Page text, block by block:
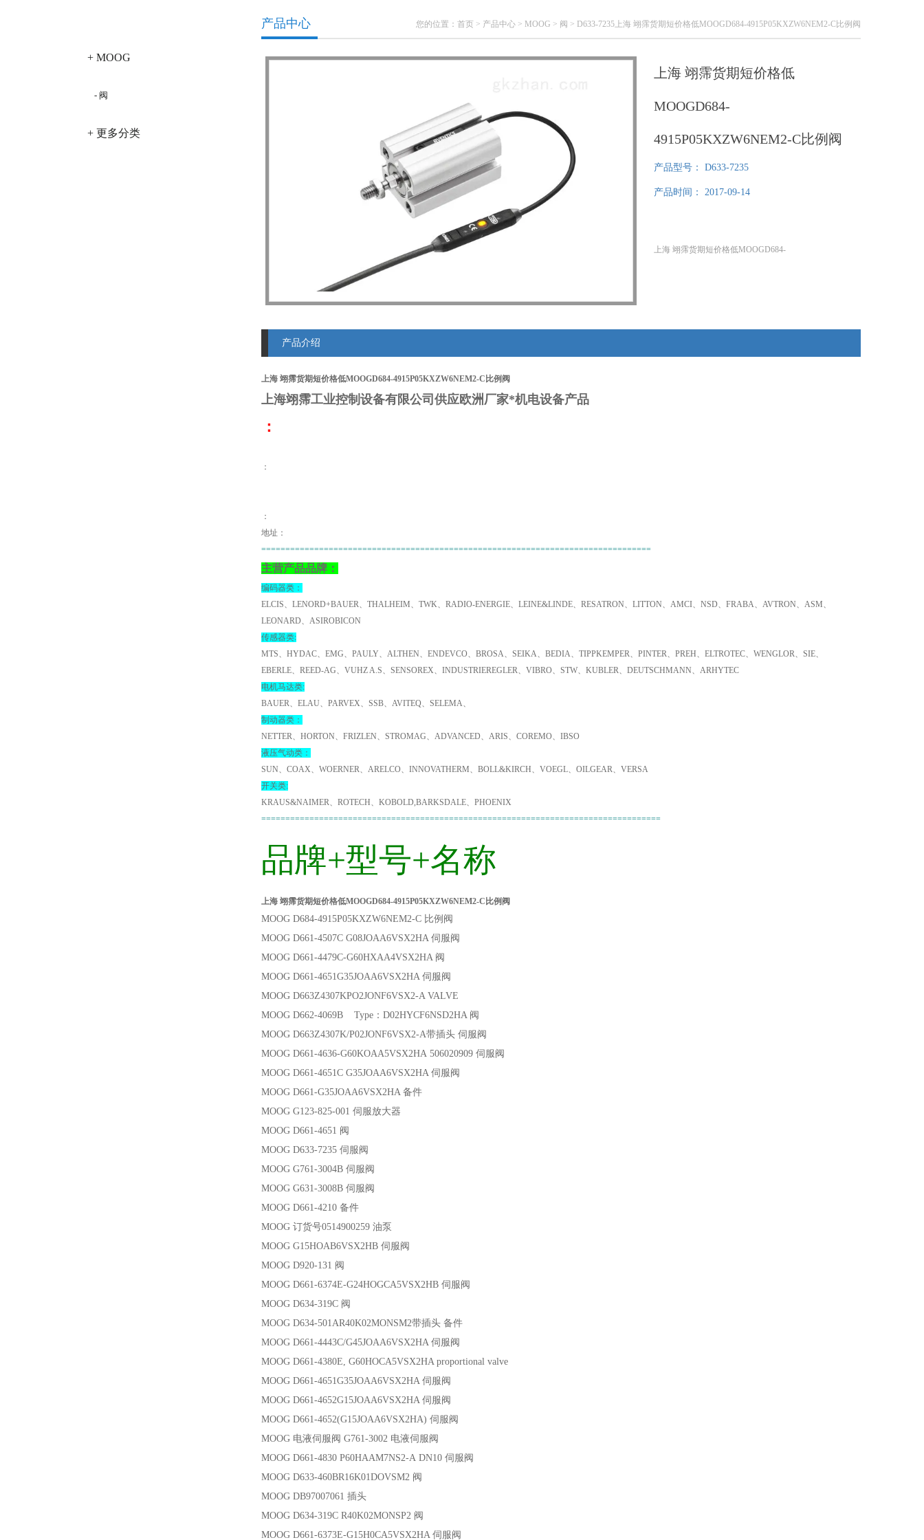
+ MOOG
- 阀
+ 更多分类
您的位置： 首页 > 产品中心 > MOOG > 阀 > D633-7235上海 翊霈货期短价格低MOOGD684-4915P05KXZW6NEM2-C比例阀
产品中心
上海 翊霈货期短价格低
MOOGD684-
4915P05KXZW6NEM2-C比例阀
产品型号： D633-7235
产品时间： 2017-09-14
上海 翊霈货期短价格低MOOGD684-
品！
产品介绍
上海 翊霈货期短价格低MOOGD684-4915P05KXZW6NEM2-C比例阀
上海翊霈工业控制设备有限公司供应欧洲厂家*机电设备产品
：
：
：
地址：
=================================================================================
主营产品品牌：
编码器类：
ELCIS、LENORD+BAUER、THALHEIM、TWK、RADIO-ENERGIE、LEINE&LINDE、RESATRON、LITTON、AMCI、NSD、FRABA、AVTRON、ASM、
LEONARD、ASIROBICON
传感器类:
MTS、HYDAC、EMG、PAULY、ALTHEN、ENDEVCO、BROSA、SEIKA、BEDIA、TIPPKEMPER、PINTER、PREH、ELTROTEC、WENGLOR、SIE、
EBERLE、REED-AG、VUHZ A.S、SENSOREX、INDUSTRIEREGLER、VIBRO、STW、KUBLER、DEUTSCHMANN、ARHYTEC
电机马达类:
BAUER、ELAU、PARVEX、SSB、AVITEQ、SELEMA、
制动器类：
NETTER、HORTON、FRIZLEN、STROMAG、ADVANCED、ARIS、COREMO、IBSO
液压气动类：
SUN、COAX、WOERNER、ARELCO、INNOVATHERM、BOLL&KIRCH、VOEGL、OILGEAR、VERSA
开关类:
KRAUS&NAIMER、ROTECH、KOBOLD,BARKSDALE、PHOENIX
===================================================================================
品牌+型号+名称
上海 翊霈货期短价格低MOOGD684-4915P05KXZW6NEM2-C比例阀
MOOG D684-4915P05KXZW6NEM2-C 比例阀
MOOG D661-4507C G08JOAA6VSX2HA 伺服阀
MOOG D661-4479C-G60HXAA4VSX2HA 阀
MOOG D661-4651G35JOAA6VSX2HA 伺服阀
MOOG D663Z4307KPO2JONF6VSX2-A VALVE
MOOG D662-4069B Type：D02HYCF6NSD2HA 阀
MOOG D663Z4307K/P02JONF6VSX2-A带插头 伺服阀
MOOG D661-4636-G60KOAA5VSX2HA 506020909 伺服阀
MOOG D661-4651C G35JOAA6VSX2HA 伺服阀
MOOG D661-G35JOAA6VSX2HA 备件
MOOG G123-825-001 伺服放大器
MOOG D661-4651 阀
MOOG D633-7235 伺服阀
MOOG G761-3004B 伺服阀
MOOG G631-3008B 伺服阀
MOOG D661-4210 备件
MOOG 订货号0514900259 油泵
MOOG G15HOAB6VSX2HB 伺服阀
MOOG D920-131 阀
MOOG D661-6374E-G24HOGCA5VSX2HB 伺服阀
MOOG D634-319C 阀
MOOG D634-501AR40K02MONSM2带插头 备件
MOOG D661-4443C/G45JOAA6VSX2HA 伺服阀
MOOG D661-4380E, G60HOCA5VSX2HA proportional valve
MOOG D661-4651G35JOAA6VSX2HA 伺服阀
MOOG D661-4652G15JOAA6VSX2HA 伺服阀
MOOG D661-4652(G15JOAA6VSX2HA) 伺服阀
MOOG 电液伺服阀 G761-3002 电液伺服阀
MOOG D661-4830 P60HAAM7NS2-A DN10 伺服阀
MOOG D633-460BR16K01DOVSM2 阀
MOOG DB97007061 插头
MOOG D634-319C R40K02MONSP2 阀
MOOG D661-6373E-G15H0CA5VSX2HA 伺服阀